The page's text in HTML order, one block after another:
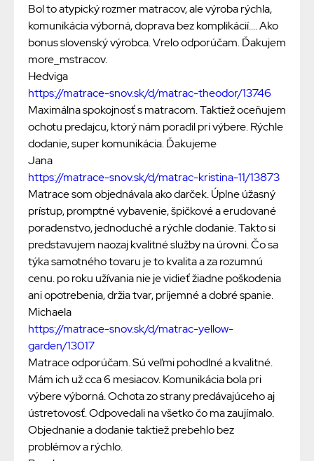
Bol to atypický rozmer matracov, ale výroba rýchla,
komunikácia výborná, doprava bez komplikácií.... Ako
bonus slovenský výrobca. Vrelo odporúčam. Ďakujem
more_mstracov.
Hedviga
https://matrace-snov.sk/d/matrac-theodor/13746
Maximálna spokojnosť s matracom. Taktiež oceňujem
ochotu predajcu, ktorý nám poradil pri výbere. Rýchle
dodanie, super komunikácia. Ďakujeme
Jana
https://matrace-snov.sk/d/matrac-kristina-11/13873
Matrace som objednávala ako darček. Úplne úžasný
prístup, promptné vybavenie, špičkové a erudované
poradenstvo, jednoduché a rýchle dodanie. Takto si
predstavujem naozaj kvalitné služby na úrovni. Čo sa
týka samotného tovaru je to kvalita a za rozumnú
cenu. po roku užívania nie je vidieť žiadne poškodenia
ani opotrebenia, držia tvar, príjemné a dobré spanie.
Michaela
https://matrace-snov.sk/d/matrac-yellow-
garden/13017
Matrace odporúčam. Sú veľmi pohodlné a kvalitné.
Mám ich už cca 6 mesiacov. Komunikácia bola pri
výbere výborná. Ochota zo strany predávajúceho aj
ústretovosť. Odpovedali na všetko čo ma zaujímalo.
Objednanie a dodanie taktiež prebehlo bez
problémov a rýchlo.